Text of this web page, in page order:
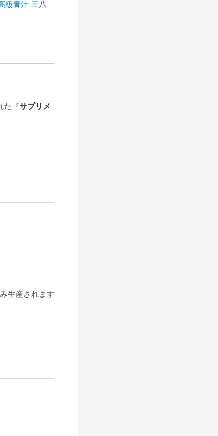
三八
た『サプリメ
生産されます